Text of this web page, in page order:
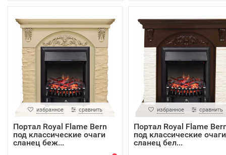
избранное сравнить
Портал Royal Flame Bern
под классические очаги
сланец беж...
избранное сравнить
Портал Royal Flame
под классические очаги
сланец бел...